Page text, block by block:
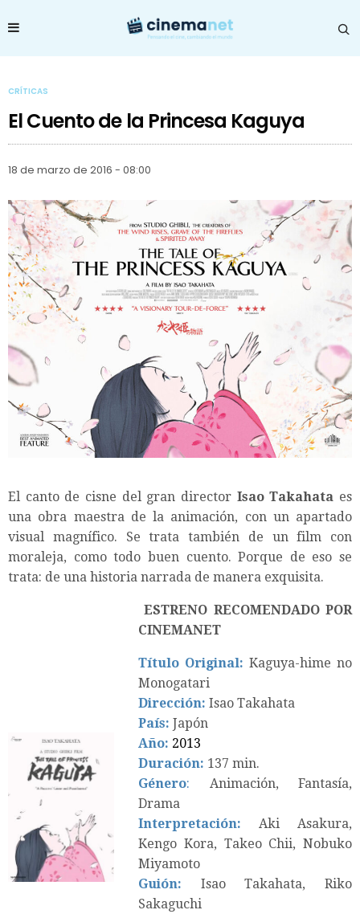
CRÍTICAS
El Cuento de la Princesa Kaguya
18 de marzo de 2016 - 08:00
El canto de cisne del gran director Isao Takahata es
una obra maestra de la animación, con un apartado
visual magnífico. Se trata también de un film con
moraleja, como todo buen cuento. Porque de eso se
trata: de una historia narrada de manera exquisita.
ESTRENO RECOMENDADO POR
CINEMANET
Título Original: Kaguya-hime no
Monogatari
Dirección: Isao Takahata
País: Japón
Año: 2013
Duración: 137 min.
Género: Animación, Fantasía,
Drama
Interpretación: Aki Asakura,
Kengo Kora, Takeo Chii, Nobuko
Miyamoto
Guión: Isao Takahata, Riko
Sakaguchi